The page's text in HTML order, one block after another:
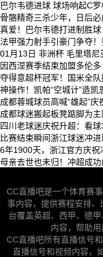
巴尔韦德进球 球场响起C罗
骨骼精奇三杀少年，日后
真爱！巴尔韦德打进制胜
法甲强力射手引豪门争夺
01月13日 非洲杯 毛里塔尼
因西涅赛季结束加盟多伦
夺得意超杯冠军！国米全
神操作！凯帕“空城计”造凯
成都蓉城球员高喊“雄起”庆
成都球迷搬起板凳踮脚为主
四川老球迷庆祝升超：看球
比赛结束瞬间浙江球迷冲
6年1900天，浙江官方庆祝
母亲去世也未归！冲超成
CC直播吧是一个体育赛
事内容，提供赛程安排
台覆盖英超、西甲、德
内容，帮助用
CC直播吧所有直播信号
直播信号和视频内容，